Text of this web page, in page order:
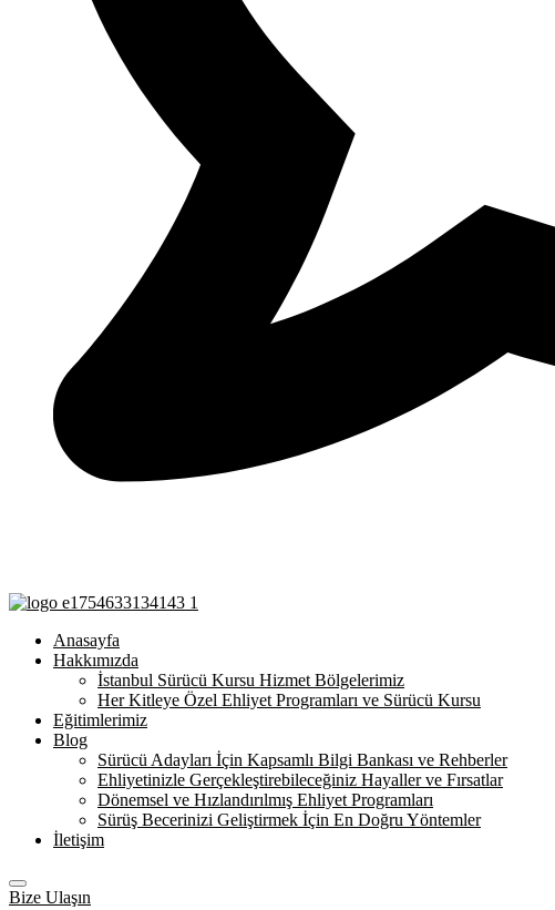
Anasayfa
Hakkımızda
İstanbul Sürücü Kursu Hizmet Bölgelerimiz
Her Kitleye Özel Ehliyet Programları ve Sürücü Kursu
Eğitimlerimiz
Blog
Sürücü Adayları İçin Kapsamlı Bilgi Bankası ve Rehberler
Ehliyetinizle Gerçekleştirebileceğiniz Hayaller ve Fırsatlar
Dönemsel ve Hızlandırılmış Ehliyet Programları
Sürüş Becerinizi Geliştirmek İçin En Doğru Yöntemler
İletişim
Bize Ulaşın